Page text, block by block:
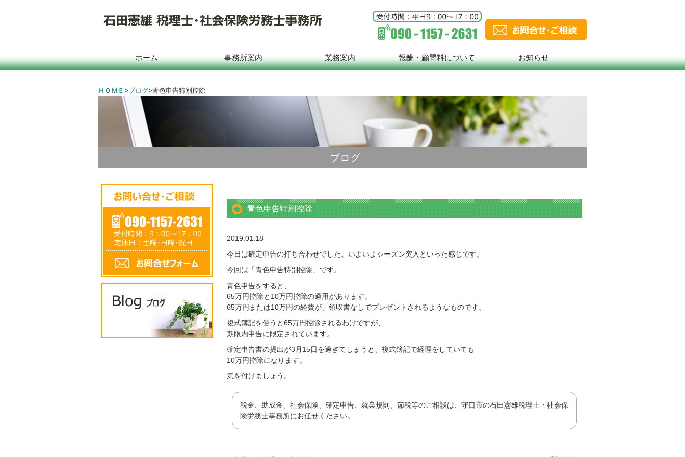
ホーム 事務所案内 業務案内 報酬・顧問料について お知らせ
ＨＯＭＥ >ブログ>青色申告特別控除
ブログ
青色申告特別控除
2019.01.18
今日は確定申告の打ち合わせでした。いよいよシーズン突入といった感じです。
今回は「青色申告特別控除」です。
青色申告をすると、
65万円控除と10万円控除の適用があります。
65万円または10万円の経費が、領収書なしでプレゼントされるようなものです。
複式簿記を使うと65万円控除されるわけですが、
期限内申告に限定されています。
確定申告書の提出が3月15日を過ぎてしまうと、複式簿記で経理をしていても
10万円控除になります。
気を付けましょう。
税金、助成金、社会保険、確定申告、就業規則、節税等のご相談は、守口市の石田憲雄税理士・社会保
険労務士事務所にお任せください。